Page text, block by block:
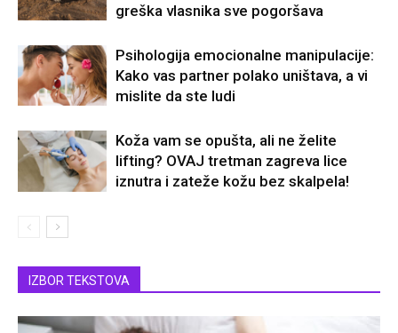
greška vlasnika sve pogoršava
Psihologija emocionalne manipulacije:
Kako vas partner polako uništava, a vi
mislite da ste ludi
Koža vam se opušta, ali ne želite
lifting? OVAJ tretman zagreva lice
iznutra i zateže kožu bez skalpela!
IZBOR TEKSTOVA